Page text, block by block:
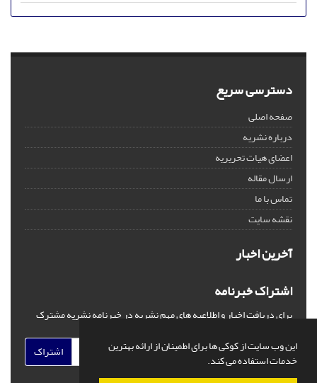
این وب سایت از کوکی ها برای اطمینان از ارائه بهترین
خدمات استفاده می کند.
دسترسی سریع
صفحه اصلی
درباره نشریه
اعضای هیات تحریریه
ارسال مقاله
تماس با ما
نقشه سایت
آخرین اخبار
اشتراک خبرنامه
برای دریافت اخبار و اطلاعیه های مهم نشریه در خبرنامه نشریه مشترک
اشتراک